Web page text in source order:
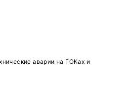
аварии на ГОКах и